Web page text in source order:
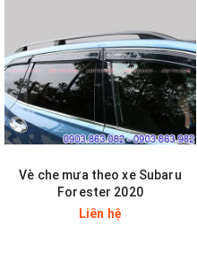
Vè che mưa theo xe Subaru
Forester 2020
Liên hệ